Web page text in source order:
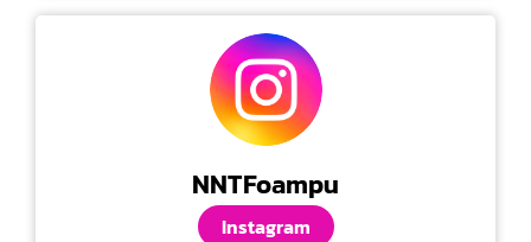
NNTFoampu
Instagram